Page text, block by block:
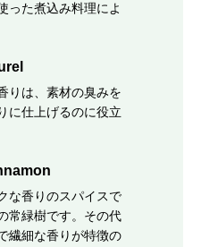
った煮込み料理によ
りは、素材の臭みを
に仕上げるのに役立
な香りのスパイスで
常緑樹です。その代
繊細な香りが特徴の